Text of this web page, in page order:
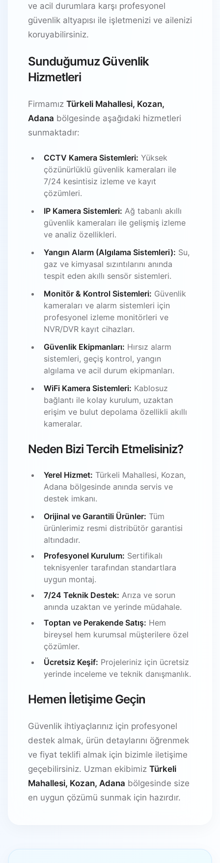
ve acil durumlara karşı profesyonel
güvenlik altyapısı ile işletmenizi ve ailenizi
koruyabilirsiniz.
Sunduğumuz Güvenlik
Hizmetleri
Firmamız Türkeli Mahallesi, Kozan,
Adana bölgesinde aşağıdaki hizmetleri
sunmaktadır:
CCTV Kamera Sistemleri: Yüksek
çözünürlüklü güvenlik kameraları ile
7/24 kesintisiz izleme ve kayıt
çözümleri.
IP Kamera Sistemleri: Ağ tabanlı akıllı
güvenlik kameraları ile gelişmiş izleme
ve analiz özellikleri.
Yangın Alarm (Algılama Sistemleri): Su,
gaz ve kimyasal sızıntılarını anında
tespit eden akıllı sensör sistemleri.
Monitör & Kontrol Sistemleri: Güvenlik
kameraları ve alarm sistemleri için
profesyonel izleme monitörleri ve
NVR/DVR kayıt cihazları.
Güvenlik Ekipmanları: Hırsız alarm
sistemleri, geçiş kontrol, yangın
algılama ve acil durum ekipmanları.
WiFi Kamera Sistemleri: Kablosuz
bağlantı ile kolay kurulum, uzaktan
erişim ve bulut depolama özellikli akıllı
kameralar.
Neden Bizi Tercih Etmelisiniz?
Yerel Hizmet: Türkeli Mahallesi, Kozan,
Adana bölgesinde anında servis ve
destek imkanı.
Orijinal ve Garantili Ürünler: Tüm
ürünlerimiz resmi distribütör garantisi
altındadır.
Profesyonel Kurulum: Sertifikalı
teknisyenler tarafından standartlara
uygun montaj.
7/24 Teknik Destek: Arıza ve sorun
anında uzaktan ve yerinde müdahale.
Toptan ve Perakende Satış: Hem
bireysel hem kurumsal müşterilere özel
çözümler.
Ücretsiz Keşif: Projeleriniz için ücretsiz
yerinde inceleme ve teknik danışmanlık.
Hemen İletişime Geçin
Güvenlik ihtiyaçlarınız için profesyonel
destek almak, ürün detaylarını öğrenmek
ve fiyat teklifi almak için bizimle iletişime
geçebilirsiniz. Uzman ekibimiz Türkeli
Mahallesi, Kozan, Adana bölgesinde size
en uygun çözümü sunmak için hazırdır.